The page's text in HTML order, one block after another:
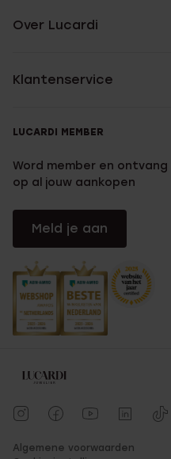
Over Lucardi
Klantenservice
LUCARDI MEMBER
Word member en
op al jouw aankopen
Meld je aan
Algemene voorwaarden